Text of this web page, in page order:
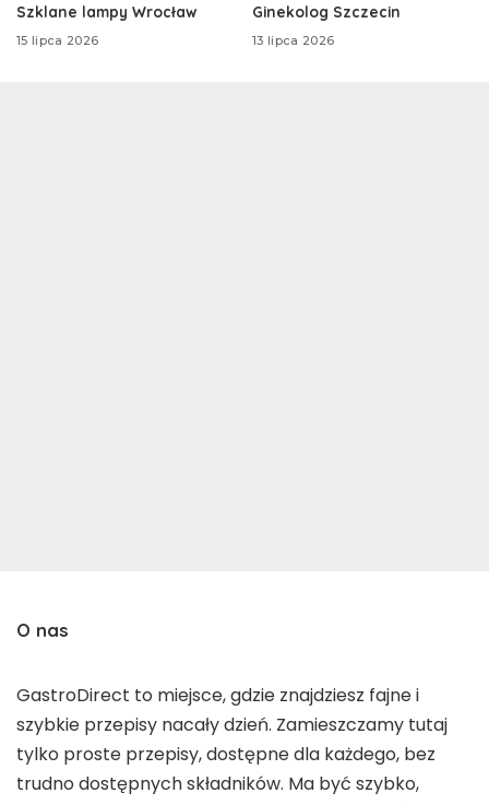
Szklane lampy Wrocław
15 lipca 2026
Ginekolog Szczecin
13 lipca 2026
O nas
GastroDirect to miejsce, gdzie znajdziesz fajne i
szybkie przepisy nacały dzień. Zamieszczamy tutaj
tylko proste przepisy, dostępne dla każdego, bez
trudno dostępnych składników. Ma być szybko,